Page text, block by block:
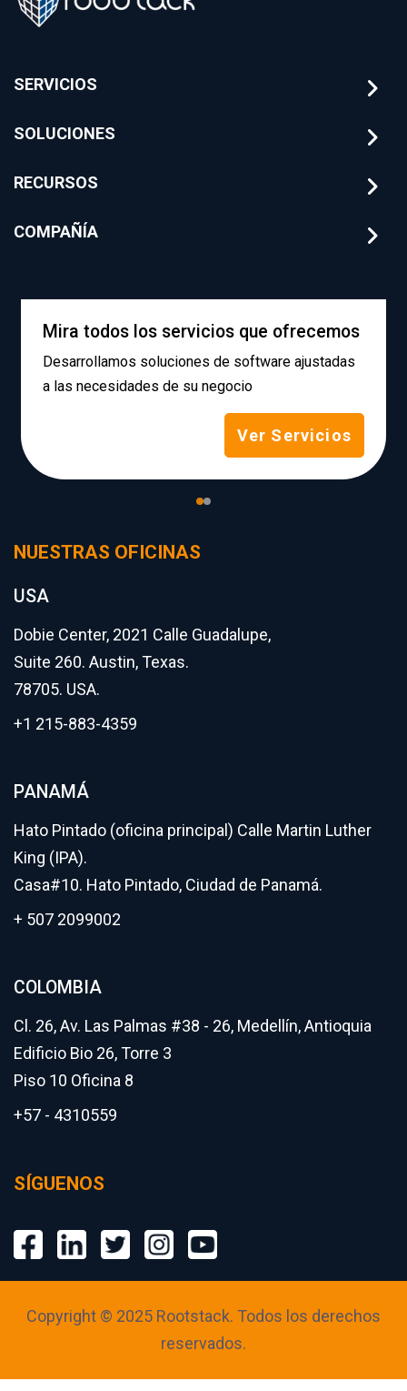
SERVICIOS
SOLUCIONES
RECURSOS
COMPAÑÍA
Mira todos los servicios que ofrecemos
Desarrollamos soluciones de software ajustadas
a las necesidades de su negocio
Ver Servicios
NUESTRAS OFICINAS
USA
Dobie Center, 2021 Calle Guadalupe,
Suite 260. Austin, Texas.
78705. USA.
+1 215-883-4359
PANAMÁ
Hato Pintado (oficina principal) Calle Martin Luther
King (IPA).
Casa#10. Hato Pintado, Ciudad de Panamá.
+ 507 2099002
COLOMBIA
Cl. 26, Av. Las Palmas #38 - 26, Medellín, Antioquia
Edificio Bio 26, Torre 3
Piso 10 Oficina 8
+57 - 4310559
SÍGUENOS
Copyright © 2025 Rootstack. Todos los derechos
reservados.